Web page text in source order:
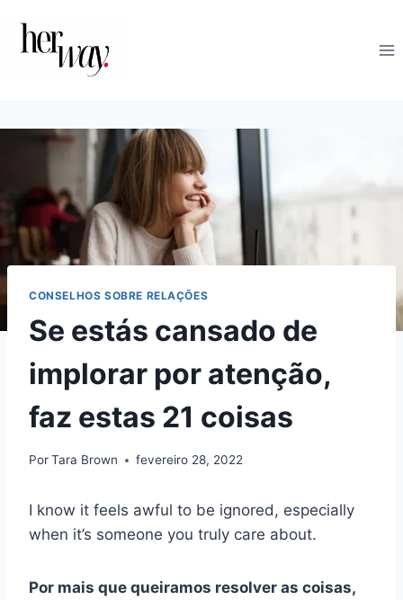
CONSELHOS SOBRE RELAÇÕES
Se estás cansado de
implorar por atenção,
faz estas 21 coisas
PorTara Brown fevereiro 28, 2022
I know it feels awful to be ignored, especially
when it’s someone you truly care about.
Por mais que queiramos resolver as coisas,